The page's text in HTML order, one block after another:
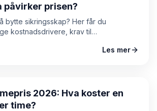
påvirker prisen?
bytte sikringsskap? Her får du
kostnadsdrivere, krav til
med trygghet.
Les mer
2026: Hva koster en
time?